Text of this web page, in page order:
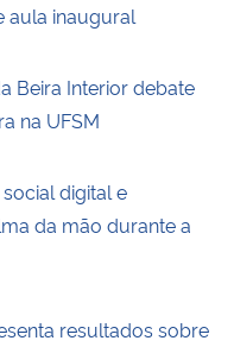
aula inaugural
Beira Interior debate
na UFSM
digital e
da mão durante a
resultados sobre